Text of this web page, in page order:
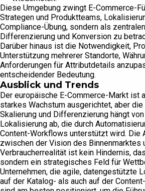
Diese Umgebung zwingt E-Commerce-
Strategen und Produktteams,
Compliance-Übung, sondern als
Differenzierung und Konversion zu
Darüber hinaus ist die Notwendigkeit,
Unterstützung mehrerer Standorte,
Anforderungen für Attributdetails
entscheidender Bedeutung.
Ausblick und Trends
Der europäische E-Commerce-Markt ist
starkes Wachstum ausgerichtet, aber
Skalierung und Differenzierung hängt
Lokalisierung ab, die durch
Content-Workflows unterstützt wird. Die
zwischen der Vision des Binnenmarktes
Verbraucherrealität ist kein Hindernis,
sondern ein strategisches Feld für
Unternehmen, die agile, datengestützte
auf der Katalog- als auch auf der